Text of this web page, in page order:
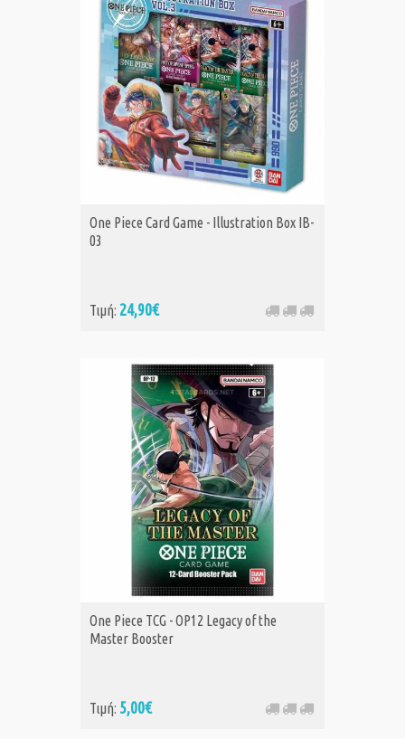
One Piece Card Game - Illustration Box IB-
03
Τιμή: 24,90€
One Piece TCG - OP12 Legacy of the
Master Booster
Τιμή: 5,00€